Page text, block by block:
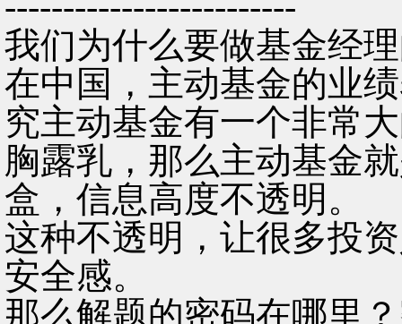
我们为什么要做基金经
在中国，主动基金的业
究主动基金有一个非常
胸露乳，那么主动基金
盒，信息高度不透明。
这种不透明，让很多投
安全感。
那么解题的密码在哪里